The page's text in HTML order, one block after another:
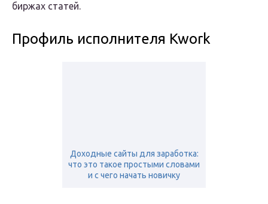
биржах статей.
Профиль исполнителя Kwork
Доходные сайты для заработка:
что это такое простыми словами
и с чего начать новичку